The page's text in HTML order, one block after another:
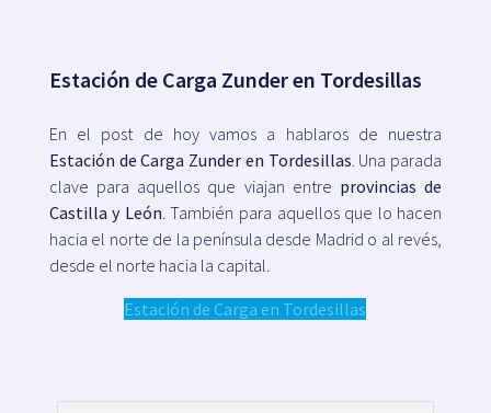
Blog
Atención al cliente
+34 979 300 500
Estación de Carga Zunder en Tordesillas
En el post de hoy vamos a hablaros de nuestra
Estación de Carga Zunder en Tordesillas. Una parada
clave para aquellos que viajan entre provincias de
Castilla y León. También para aquellos que lo hacen
hacia el norte de la península desde Madrid o al revés,
desde el norte hacia la capital.
Estación de Carga en Tordesillas